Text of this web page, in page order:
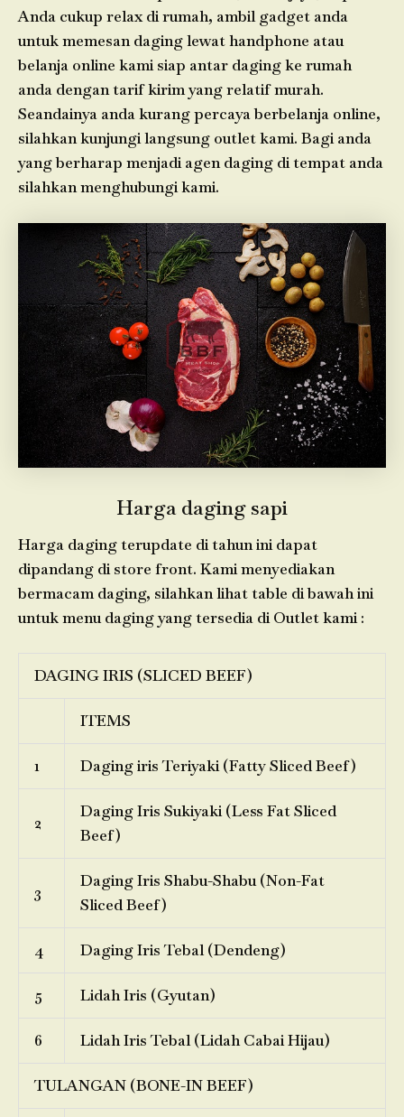
Anda cukup relax di rumah, ambil gadget anda
untuk memesan daging lewat handphone atau
belanja online kami siap antar daging ke rumah
anda dengan tarif kirim yang relatif murah.
Seandainya anda kurang percaya berbelanja online,
silahkan kunjungi langsung outlet kami. Bagi anda
yang berharap menjadi agen daging di tempat anda
silahkan menghubungi kami.
Harga daging sapi
Harga daging terupdate di tahun ini dapat
dipandang di store front. Kami menyediakan
bermacam daging, silahkan lihat table di bawah ini
untuk menu daging yang tersedia di Outlet kami :
DAGING IRIS (SLICED BEEF)
ITEMS
1 Daging iris Teriyaki (Fatty Sliced Beef)
2
Daging Iris Sukiyaki (Less Fat Sliced
Beef)
3
Daging Iris Shabu-Shabu (Non-Fat
Sliced Beef)
4 Daging Iris Tebal (Dendeng)
5 Lidah Iris (Gyutan)
6 Lidah Iris Tebal (Lidah Cabai Hijau)
TULANGAN (BONE-IN BEEF)